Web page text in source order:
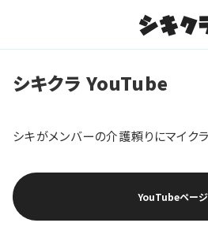
シキク
シキクラ YouTube
シキがメンバーの介護頼りにマイク
YouTubeペー